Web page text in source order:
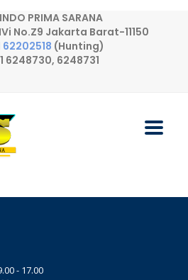
PRIMA SARANA
No.Z9 Jakarta Barat-11150
62202518 (Hunting)
6248730, 6248731
- 17.00